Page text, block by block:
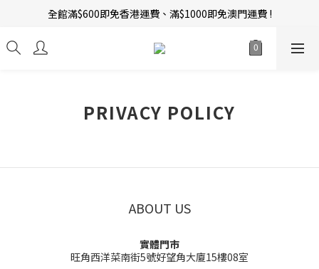
新會員招募中 | 即送 $12 購物金當錢使！
全館滿$600即免香港運費、滿$1000即免澳門運費 !
訂單完成後14天內圖文評價，即贈$10無限期購物金當錢使！
PRIVACY POLICY
ABOUT US
實體門市
旺角西洋菜南街5號好望角大廈15樓08室